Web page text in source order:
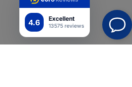
4.6 Excellent
13575 reviews